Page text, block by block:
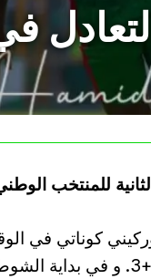
كوناتي في
ضائع من الشوط الأول 45’+3. و في